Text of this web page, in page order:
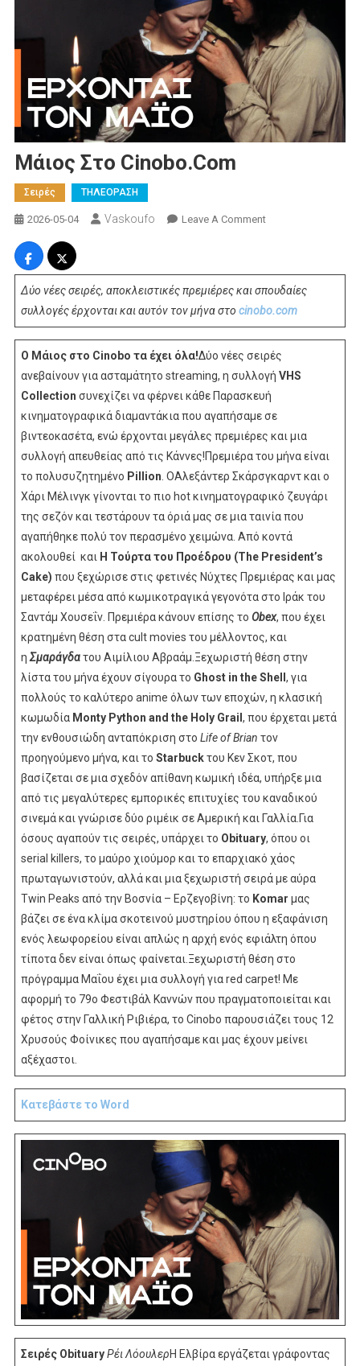
Μάιος Στο Cinobo.com
Σειρές ΤΗΛΕΟΡΑΣΗ
2026-05-04 Vaskoufo Leave A CommentOn
Cinobo.com
Δύο νέες σειρές, αποκλειστικές πρεμιέρες και σπουδαίες
συλλογές έρχονται και αυτόν τον μήνα στο cinobo.com
Ο Μάιος στο Cinobo τα έχει όλα!Δύο νέες σειρές
ανεβαίνουν για ασταμάτητο streaming, η συλλογή VHS
Collection συνεχίζει να φέρνει κάθε Παρασκευή
κινηματογραφικά διαμαντάκια που αγαπήσαμε σε
βιντεοκασέτα, ενώ έρχονται μεγάλες πρεμιέρες και μια
συλλογή απευθείας από τις Κάννες!Πρεμιέρα του μήνα είναι
το πολυσυζητημένο Pillion . ΟΑλεξάντερ Σκάρσγκαρντ και ο
Χάρι Μέλινγκ γίνονται το πιο hot κινηματογραφικό ζευγάρι
της σεζόν και τεστάρουν τα όριά μας σε μια ταινία που
αγαπήθηκε πολύ τον περασμένο χειμώνα. Από κοντά
ακολουθεί και Η Τούρτα του Προέδρου (The President’s
Cake) που ξεχώρισε στις φετινές Νύχτες Πρεμιέρας και μας
μεταφέρει μέσα από κωμικοτραγικά γεγονότα στο Ιράκ του
Σαντάμ Χουσεΐν. Πρεμιέρα κάνουν επίσης το Obex, που έχει
κρατημένη θέση στα cult movies του μέλλοντος, και
η Σμαράγδατου Αιμίλιου Αβραάμ.Ξεχωριστή θέση στην
λίστα του μήνα έχουν σίγουρα το Ghost in the Shell , για
πολλούς το καλύτερο anime όλων των εποχών, η κλασική
κωμωδίαΜonty Python and the Holy Grail , που έρχεται μετά
την ενθουσιώδη ανταπόκριση στο Life of Brian τον
προηγούμενο μήνα, και το Starbuckτου Κεν Σκοτ, που
βασίζεται σε μια σχεδόν απίθανη κωμική ιδέα, υπήρξε μια
από τις μεγαλύτερες εμπορικές επιτυχίες του καναδικού
σινεμά και γνώρισε δύο ριμέικ σε Αμερική και Γαλλία.Για
όσους αγαπούν τις σειρές, υπάρχει το Οbituary, όπου οι
serial killers, το μαύρο χιούμορ και το επαρχιακό χάος
πρωταγωνιστούν, αλλά και μια ξεχωριστή σειρά με αύρα
Twin Peaks από την Βοσνία – Ερζεγοβίνη: το Komar μας
βάζει σε ένα κλίμα σκοτεινού μυστηρίου όπου η εξαφάνιση
ενός λεωφορείου είναι απλώς η αρχή ενός εφιάλτη όπου
τίποτα δεν είναι όπως φαίνεται.Ξεχωριστή θέση στο
πρόγραμμα Μαΐου έχει μια συλλογή για red carpet! Με
αφορμή το 79ο Φεστιβάλ Καννών που πραγματοποιείται και
φέτος στην Γαλλική Ριβιέρα, το Cinobo παρουσιάζει τους 12
Χρυσούς Φοίνικες που αγαπήσαμε και μας έχουν μείνει
αξέχαστοι.
Κατεβάστε το Word
Σειρές ΟbituaryΡέι ΛόουλερΗ Ελβίρα εργάζεται γράφοντας